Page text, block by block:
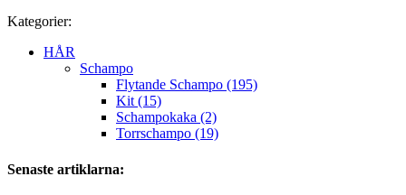
Kategorier:
HÅR
Schampo
Flytande Schampo (195)
Kit (15)
Schampokaka (2)
Torrschampo (19)
Senaste artiklarna: